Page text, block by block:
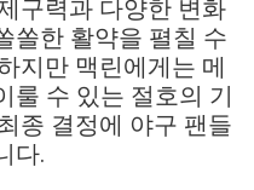
구력과 다양한 변화
쏠한 활약을 펼칠 수
지만 맥린에게는 메
룰 수 있는 절호의 기
종 결정에 야구 팬들
다.